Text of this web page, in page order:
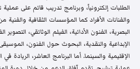
الطلبات إلكترونياً، وبرنامج تدريب قائم على
والفنانات الأفراد كما المؤسسات الثقافية والفنية
البصرية، الفنون الأدائية، الفيلم الوثائقي، التصوير
الإبداعية والنقدية، البحوث حول الفنون،
الإقليمية والسينما. أما البرنامج العاشر، الريادة